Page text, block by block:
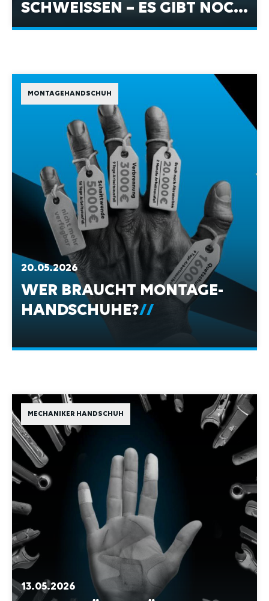
IEL ZU TUN.
20.05.2026
WER BRAUCHT MONTAGE-
HANDSCHUHE?
MECHANIKER HANDSCHUH
13.05.2026
5.000 GRÜNDE FÜR DEN